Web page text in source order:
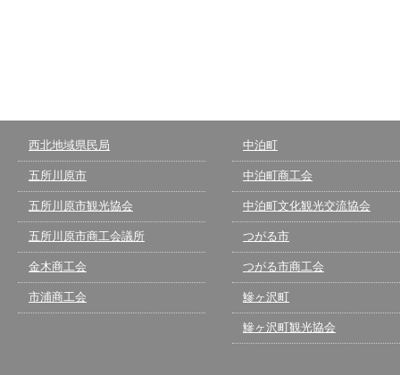
西北地域県民局
五所川原市
五所川原市観光協会
五所川原市商工会議所
金木商工会
市浦商工会
中泊町
中泊町商工会
中泊町文化観光交流協会
つがる市
つがる市商工会
鰺ヶ沢町
鰺ヶ沢町観光協会